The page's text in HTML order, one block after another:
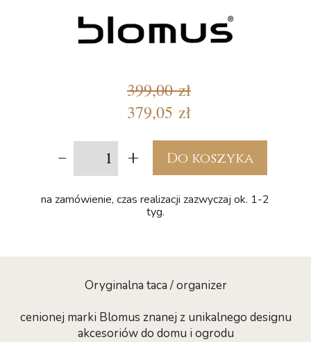
399,00 zł
379,05 zł
- + Do koszyka
na zamówienie, czas realizacji zazwyczaj ok. 1-2
tyg.
Oryginalna taca / organizer
cenionej marki Blomus znanej z unikalnego designu
akcesoriów do domu i ogrodu